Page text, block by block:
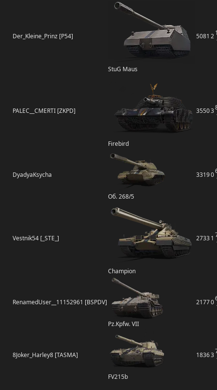
Der_Kleine_Prinz [P54]
StuG Maus
5081 2
PALEC__CMERTI [ZKPD]
Firebird
35503
DyadyaKsycha
Об. 268/5
33190
Vestnik54 [_STE_]
Champion
27331
RenamedUser__11152961 [BSPDV]
Pz.Kpfw. VII
21770
8Joker_Harley8 [TASMA]
FV215b
18363